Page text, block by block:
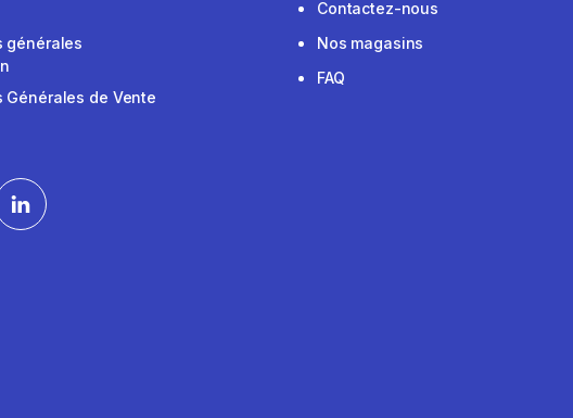
générales
Générales de Vente
Contactez-nous
Nos magasins
FAQ